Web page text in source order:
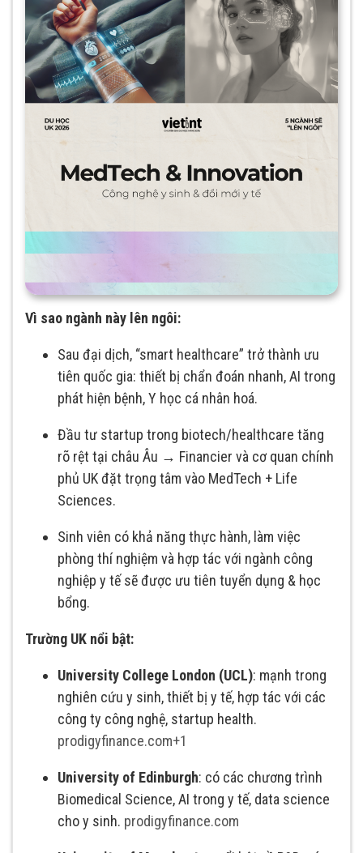
Vì sao ngành này lên ngôi:
Sau đại dịch, “smart healthcare” trở thành ưu
tiên quốc gia: thiết bị chẩn đoán nhanh, AI trong
phát hiện bệnh, Y học cá nhân hoá.
Đầu tư startup trong biotech/healthcare tăng
rõ rệt tại châu Âu → Financier và cơ quan chính
phủ UK đặt trọng tâm vào MedTech + Life
Sciences.
Sinh viên có khả năng thực hành, làm việc
phòng thí nghiệm và hợp tác với ngành công
nghiệp y tế sẽ được ưu tiên tuyển dụng & học
bổng.
Trường UK nổi bật:
University College London (UCL): mạnh trong
nghiên cứu y sinh, thiết bị y tế, hợp tác với các
công ty công nghệ, startup health.
prodigyfinance.com+1
University of Edinburgh: có các chương trình
Biomedical Science, AI trong y tế, data science
cho y sinh. prodigyfinance.com